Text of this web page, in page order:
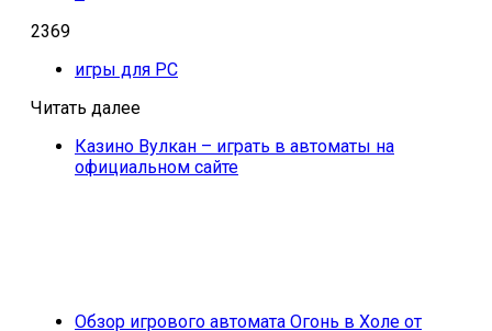
2369
игры для PC
Читать далее
Казино Вулкан – играть в автоматы на
официальном сайте
Обзор игрового автомата Огонь в Холе от